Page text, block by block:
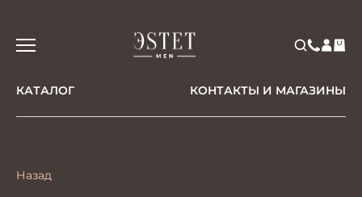
КАТАЛОГ КОНТАКТЫ И МАГАЗИНЫ
Назад